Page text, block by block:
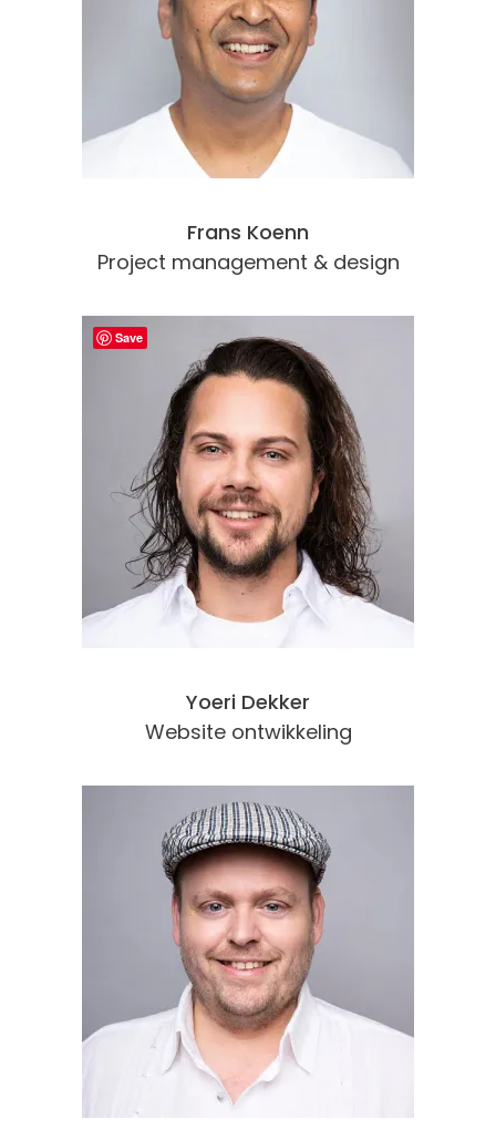
Frans Koenn
Project management & design
Yoeri Dekker
Website ontwikkeling
Save